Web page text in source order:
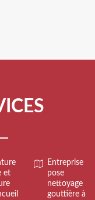
et
Entreprise
pose
nettoyage
gouttière à